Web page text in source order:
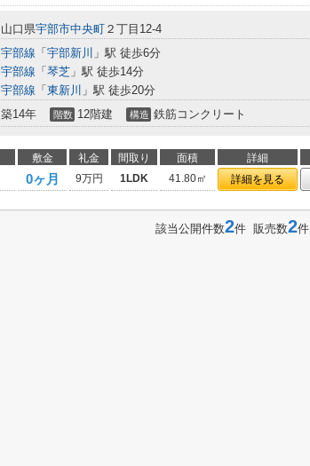
山口県宇部市中央町 ２丁目12-4
宇部線 「 宇部新川 」駅 徒歩6分
宇部線 「 琴芝 」駅 徒歩14分
宇部線 「 東新川 」駅 徒歩20分
築14年 階数 12階建 構造 鉄筋コンクリート
敷金 礼金 間取り 面積 詳細
0ヶ月 9万円 1LDK 41.80㎡ 詳細を見る
該当公開件数2件 販売数2件